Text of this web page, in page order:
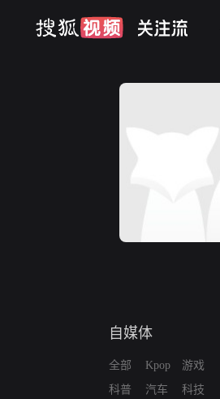
自媒体
全部
科普
Kpop
汽车
游戏
科技